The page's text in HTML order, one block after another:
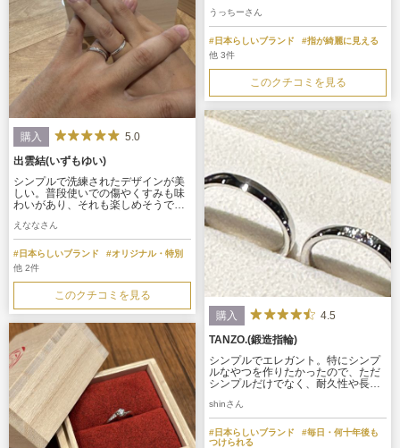
感のある指輪を作ることができまし
た！ 何十年も使用できそうです。 あ
りがとうございます！
うっちーさん
#日本らしいブランド
#指が綺麗に見える
他 3件
このクチコミを見る
購入
5.0
出雲結(いずもゆい)
シンプルで洗練されたデザインが美
しい。普段使いでの傷やくすみも味
わいがあり、それも楽しめそうで
ぶんたちとの想いと重ねて大切にで
きるところが素敵です。ありがとう
ございました。
えななさん
#日本らしいブランド
#オリジナル・特別
他 2件
このクチコミを見る
購入
4.5
TANZO.(鍛造指輪)
シンプルでエレガント。特にシンプ
ルなやつを作りたかったので、ただ
シンプルだけでなく、耐久性や長年
いで差別化を図っているところがす
ごく良い。使ってみないとわからな
いが、これからが楽しみ。
shinさん
#日本らしいブランド
#毎日・何十年後も
つけられる